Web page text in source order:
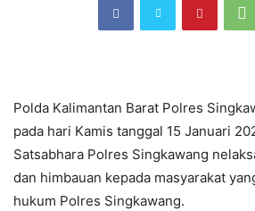
Polda Kalimantan Barat Polres
pada hari Kamis tanggal 15 Januari
Satsabhara Polres Singkawang
dan himbauan kepada masyarakat
hukum Polres Singkawang.